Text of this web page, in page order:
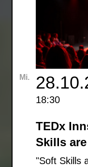
Mi.
18:30
TEDx
Skills
"Soft Skills